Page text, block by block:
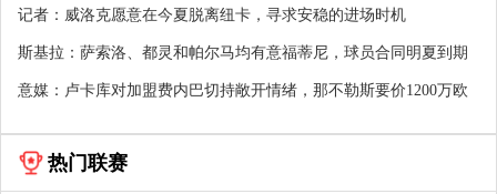
记者：威洛克愿意在今夏脱离纽卡，寻求安稳的进场时机
斯基拉：萨索洛、都灵和帕尔马均有意福蒂尼，球员合同明夏到期
意媒：卢卡库对加盟费内巴切持敞开情绪，那不勒斯要价1200万欧
热门联赛